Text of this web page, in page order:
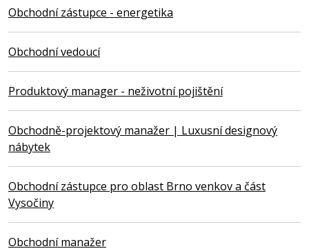
Obchodní zástupce - energetika
Obchodní vedoucí
Produktový manager - neživotní pojištění
Obchodně-projektový manažer | Luxusní designový
nábytek
Obchodní zástupce pro oblast Brno venkov a část
Vysočiny
Obchodní manažer